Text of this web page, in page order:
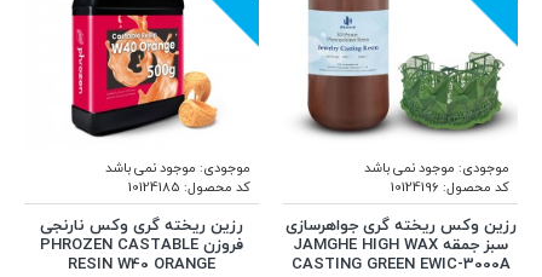
موجودی: موجود نمی باشد
کد محصول: 10124196
رزین وکس ریخته گری جواهرسازی
سبز جمقه JAMGHE HIGH WAX
CASTING GREEN EWIC-3000A
موجودی: موجود نمی باشد
کد محصول: 10124185
رزین ریخته گری وکس نارنجی
فروزن PHROZEN CASTABLE
RESIN W40 ORANGE